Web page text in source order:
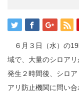
６月３日（水）の
域で、大量のシロアリ
発生２時間後、シロ
アリ防止機関に問い合